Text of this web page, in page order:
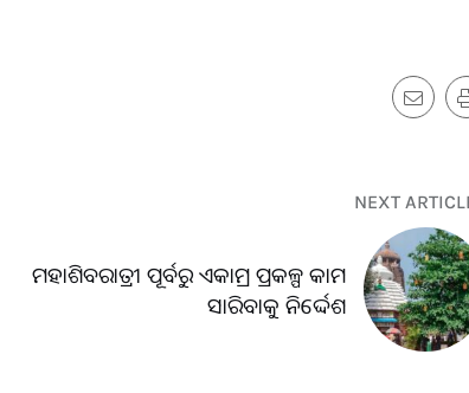
NEXT
ମହାଶିବରାତ୍ରୀ ପୂର୍ବରୁ ଏକାମ୍ର ପ୍ରକଳ୍ପ କାମ
ସାରିବାକୁ ନିର୍ଦ୍ଦେଶ